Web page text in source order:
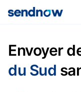
Envoyer
du Sud